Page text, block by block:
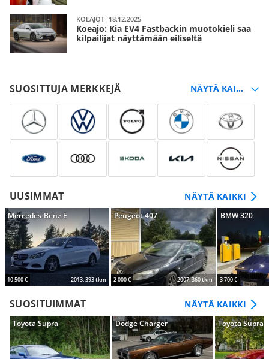
KOEAJOT- 18.12.2025
Koeajo: Kia EV4 Fastbackin muotokieli saa
kilpailijat näyttämään eiliseltä
SUOSITTUJA MERKKEJÄ
UUSIMMAT NÄYTÄ KAIKKI
Mercedes-Benz E
10 500 € 2013, 393 tkm
Peugeot 407
2 000 € 2007, 360 tkm
BMW 320
3 700 €
SUOSITUIMMAT NÄYTÄ KAIKKI
Toyota Supra Dodge Charger Toyota Supra